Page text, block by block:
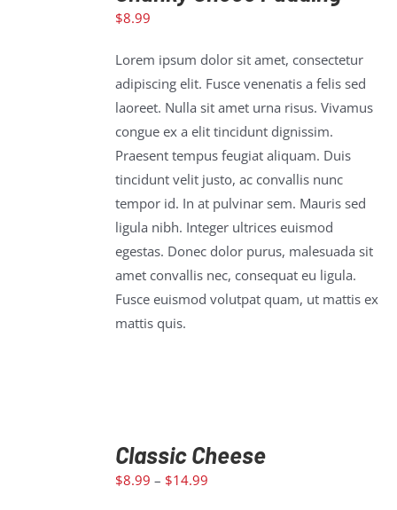
$8.99
Lorem ipsum dolor sit amet, consectetur
adipiscing elit. Fusce venenatis a felis sed
laoreet. Nulla sit amet urna risus. Vivamus
congue ex a elit tincidunt dignissim.
Praesent tempus feugiat aliquam. Duis
tincidunt velit justo, ac convallis nunc
tempor id. In at pulvinar sem. Mauris sed
ligula nibh. Integer ultrices euismod
egestas. Donec dolor purus, malesuada sit
amet convallis nec, consequat eu ligula.
Fusce euismod volutpat quam, ut mattis ex
mattis quis.
Classic Cheese
$8.99 – $14.99